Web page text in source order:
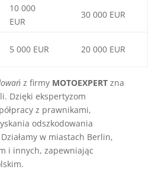
10 000
EUR
30 000 EUR
5 000 EUR 20 000 EUR
z firmy MOTOEXPERTzna
Dzięki ekspertyzom
z prawnikami,
odszkodowania
w miastach Berlin,
i innych, zapewniając